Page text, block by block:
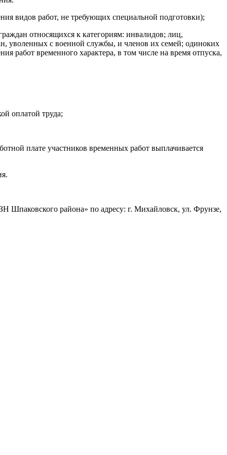
видов работ, не требующих специальной подготовки);
относящихся к категориям: инвалидов; лиц,
уволенных с военной службы, и членов их семей; одиноких
работ временного характера, в том числе на время отпуска,
оплатой труда;
плате участников временных работ выплачивается
Шпаковского района» по адресу: г. Михайловск, ул. Фрунзе,